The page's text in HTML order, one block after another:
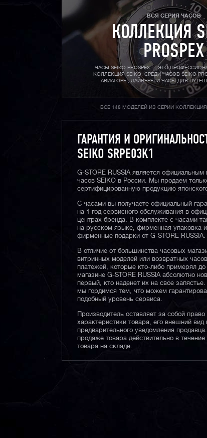
ВСЯ СЕРИЯ ЧАСОВ
КОЛЛЕКЦИЯ
PROSPEX
ЧАСЫ SEIKO PROSPEX — ЭТО
КОЛЛЕКЦИЯ SEIKO. СРЕДИ ЧАСОВ SEIKO
АВИАТОРЫ, ДАЙВЕРЫ И ЧАСЫ ДЛЯ
ВСЕ 148 МОДЕЛЕЙ ИЗ СЕРИИ КОЛЛЕКЦИЯ
ГАРАНТИЯ И
SEIKO SRPE03K1
G-STORE RUSSIA является официальным
часов SEIKO в России. Мы продаем
сертифицированную продукцию
С часами вы получаете официальный
на 1 год сервисного обслуживания в
центрах бренда. В комплекте с часами
на русском языке, фирменная упаковка
фирменные подарки от G-STORE RUSSIA.
В отличие от большинства часовых
витринных моделей или возвратных
платежей, которые кто-либо примерял
магазине G-STORE RUSSIA абсолютно
первый, кто наденет их на свое
мы гордимся тем, что можем
подобный уровень сервиса.
Производитель оставляет за собой
характеристики товара, его внешний вид
предварительного уведомления
продаже товара действительно в течение
товара на складе.